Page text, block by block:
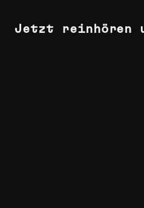
Jetzt reinhören